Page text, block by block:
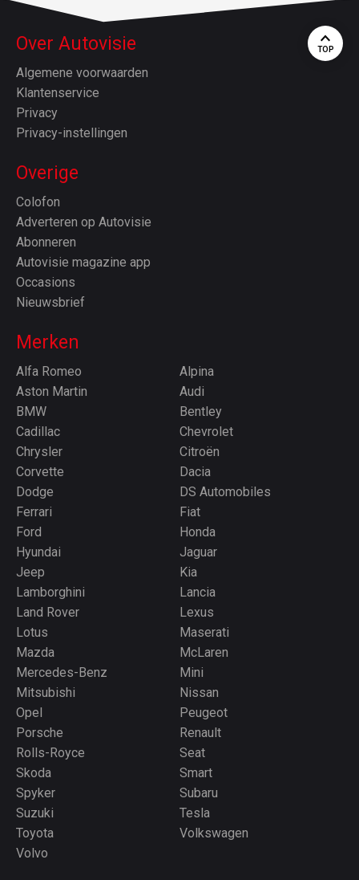
TOP
Over Autovisie
Algemene voorwaarden
Klantenservice
Privacy
Privacy-instellingen
Overige
Colofon
Adverteren op Autovisie
Abonneren
Autovisie magazine app
Occasions
Nieuwsbrief
Merken
Alfa Romeo
Alpina
Aston Martin
Audi
BMW
Bentley
Cadillac
Chevrolet
Chrysler
Citroën
Corvette
Dacia
Dodge
DS Automobiles
Ferrari
Fiat
Ford
Honda
Hyundai
Jaguar
Jeep
Kia
Lamborghini
Lancia
Land Rover
Lexus
Lotus
Maserati
Mazda
McLaren
Mercedes-Benz
Mini
Mitsubishi
Nissan
Opel
Peugeot
Porsche
Renault
Rolls-Royce
Seat
Skoda
Smart
Spyker
Subaru
Suzuki
Tesla
Toyota
Volkswagen
Volvo